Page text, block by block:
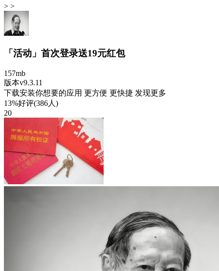
> >
「活动」首次登录送19元红包
157mb
版本v9.3.11
下载安装你想要的应用 更方便 更快捷 发现更多
13%好评(386人)
20